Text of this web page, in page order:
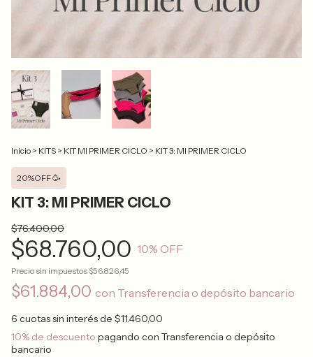
Inicio > KITS > KIT MI PRIMER CICLO > KIT 3: MI PRIMER CICLO
20%OFF 🥳
KIT 3: MI PRIMER CICLO
$76.400,00
$68.760,00 10% OFF
Precio sin impuestos $56.826,45
$61.884,00 con Transferencia o depósito bancario
6 cuotas sin interés de $11.460,00
10% de descuento pagando con Transferencia o depósito
bancario